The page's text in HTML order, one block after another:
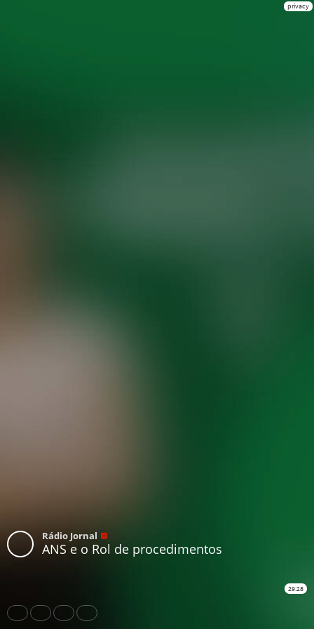
privacy
Rádio Jornal
ANS e o Rol de procedimentos
29:28
Share Like